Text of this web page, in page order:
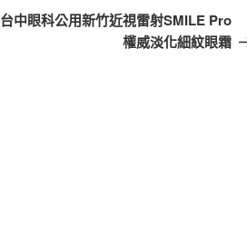
一
篇
台中眼科公用新竹近視雷射SMILE Pro
權威淡化細紋眼霜